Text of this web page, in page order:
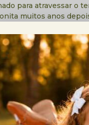
para atravessar o
muitos anos
antes de
mais bonitas da
família, festas,